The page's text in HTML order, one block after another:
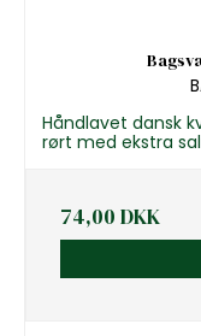
Håndlavet dansk
rørt med ekstra
74,00 DKK